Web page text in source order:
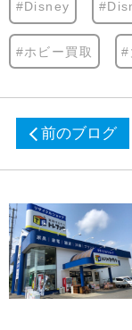
#Disney
#ホビー買取 #
前のブログ